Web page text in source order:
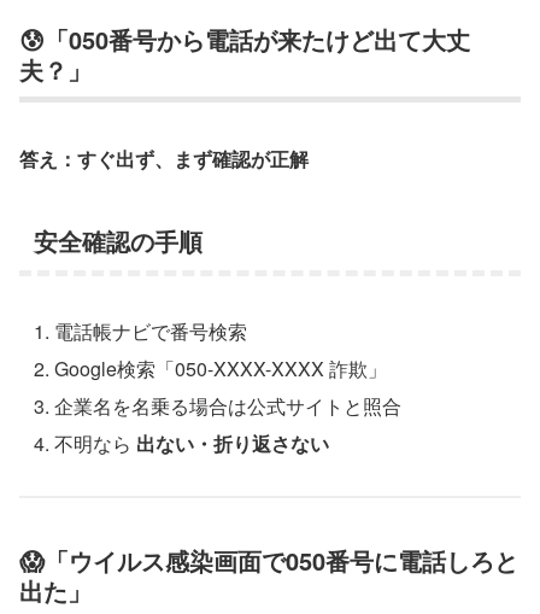
😰「050番号から電話が来たけど出て大丈
夫？」
答え：すぐ出ず、まず確認が正解
安全確認の手順
電話帳ナビで番号検索
Google検索「050-XXXX-XXXX 詐欺」
企業名を名乗る場合は公式サイトと照合
不明なら 出ない・折り返さない
😱「ウイルス感染画面で050番号に電話しろと
出た」